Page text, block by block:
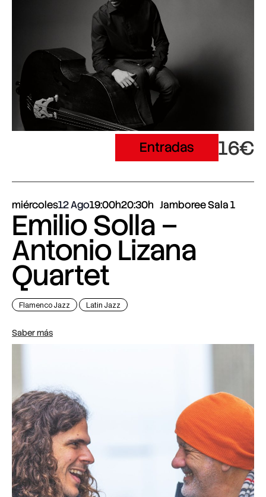
Entradas 16€
miércoles12 Ago19:00h20:30h Jamboree Sala 1
Emilio Solla –
Antonio Lizana
Quartet
Flamenco Jazz Latin Jazz
Saber más